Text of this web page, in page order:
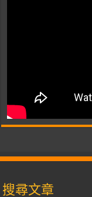
搜尋文章